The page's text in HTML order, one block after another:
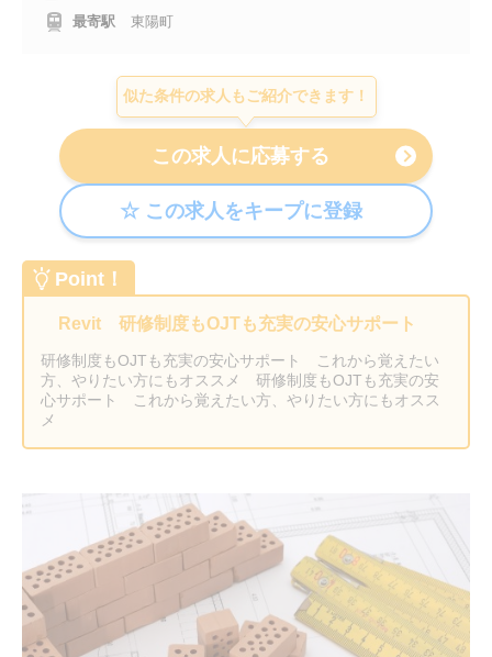
最寄駅
東陽町
似た条件の求人もご紹介できます！
Point！
Revit 研修制度もOJTも充実の安心サポート
研修制度もOJTも充実の安心サポート これから覚えたい
方、やりたい方にもオススメ 研修制度もOJTも充実の安
心サポート これから覚えたい方、やりたい方にもオスス
メ